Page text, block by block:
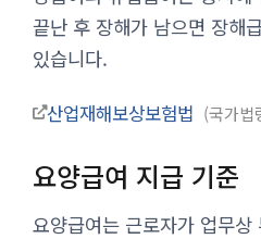
끝난 후 장해가 남으면 장해
있습니다.
산업재해보상보험법 국가법
요양급여 지급 기준
요양급여는 근로자가 업무